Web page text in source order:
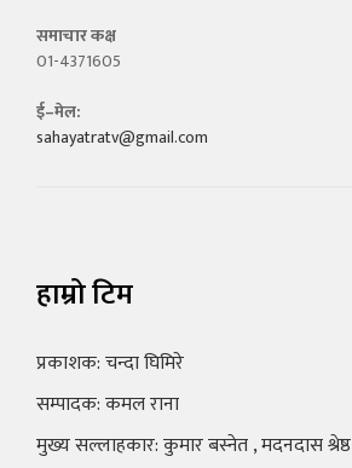
समाचार कक्ष
01-4371605
ई–मेल:
sahayatratv@gmail.com
हाम्रो टिम
प्रकाशक: चन्दा घिमिरे
सम्पादक: कमल राना
मुख्य सल्लाहकार: कुमार बस्नेत , मदनदास श्रेष्ठ